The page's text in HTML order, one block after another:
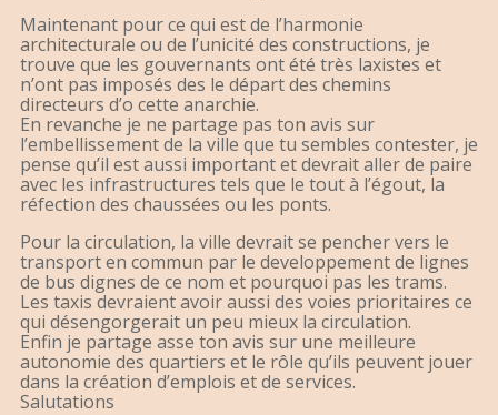
Maintenant pour ce qui est de l’harmonie
architecturale ou de l’unicité des constructions, je
trouve que les gouvernants ont été très laxistes et
n’ont pas imposés des le départ des chemins
directeurs d’o cette anarchie.
En revanche je ne partage pas ton avis sur
l’embellissement de la ville que tu sembles contester, je
pense qu’il est aussi important et devrait aller de paire
avec les infrastructures tels que le tout à l’égout, la
réfection des chaussées ou les ponts.
Pour la circulation, la ville devrait se pencher vers le
transport en commun par le developpement de lignes
de bus dignes de ce nom et pourquoi pas les trams.
Les taxis devraient avoir aussi des voies prioritaires ce
qui désengorgerait un peu mieux la circulation.
Enfin je partage asse ton avis sur une meilleure
autonomie des quartiers et le rôle qu’ils peuvent jouer
dans la création d’emplois et de services.
Salutations